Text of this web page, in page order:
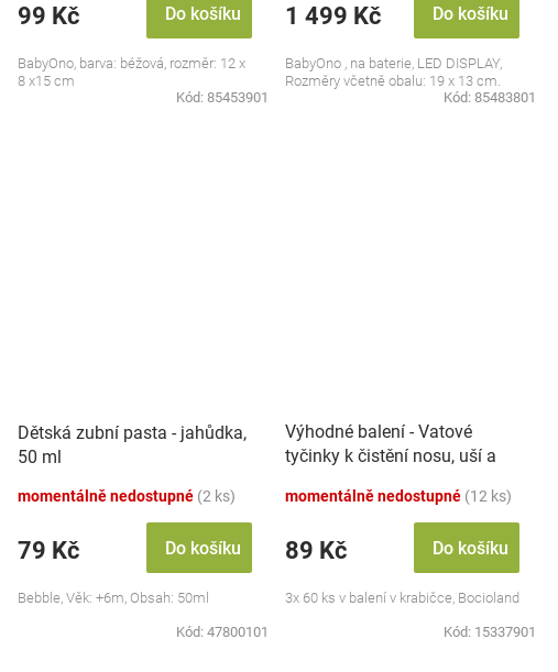
99 Kč Do košíku
BabyOno, barva: béžová, rozměr: 12 x
8 x15 cm
Kód: 85453901
1 499 Kč Do košíku
BabyOno , na baterie, LED DISPLAY,
Rozměry včetně obalu: 19 x 13 cm.
Kód: 85483801
Dětská zubní pasta - jahůdka,
50 ml
momentálně nedostupné (2 ks)
79 Kč Do košíku
Bebble, Věk: +6m, Obsah: 50ml
Kód: 47800101
Výhodné balení - Vatové
tyčinky k čistění nosu, uší a
momentálně nedostupné (12 ks)
89 Kč Do košíku
3x 60 ks v balení v krabičce, Bocioland
Kód: 15337901